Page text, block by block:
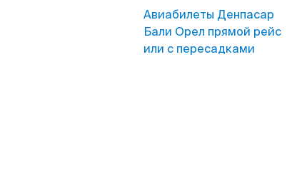
Авиабилеты Денпасар
Бали Орел прямой рейс
или с пересадками